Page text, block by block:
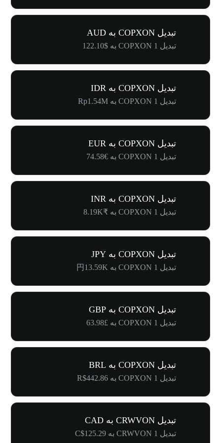
تبدیل COPXON به AUD
تبدیل 1 COPXON به $122.10
تبدیل COPXON به IDR
تبدیل 1 COPXON به Rp1.54M
تبدیل COPXON به EUR
تبدیل 1 COPXON به €74.58
تبدیل COPXON به INR
تبدیل 1 COPXON به ₹8.19K
تبدیل COPXON به JPY
تبدیل 1 COPXON به 円13.59K
تبدیل COPXON به GBP
تبدیل 1 COPXON به £63.98
تبدیل COPXON به BRL
تبدیل 1 COPXON به R$442.86
تبدیل CRWVON به CAD
تبدیل 1 CRWVON به C$125.29